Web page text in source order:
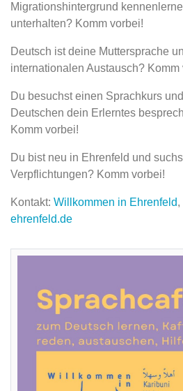
Migrationshintergrund
unterhalten? Komm vorbei!
Deutsch ist deine Muttersprache
internationalen Austausch? Komm
Du besuchst einen Sprachkurs
Deutschen dein Erlerntes
Komm vorbei!
Du bist neu in Ehrenfeld und
Verpflichtungen? Komm vorbei!
Kontakt: Willkommen in Ehrenfeld,
ehrenfeld.de